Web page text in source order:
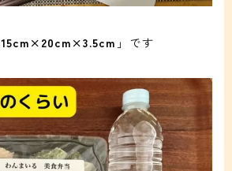
15cm×20cm×3.5cm 」です